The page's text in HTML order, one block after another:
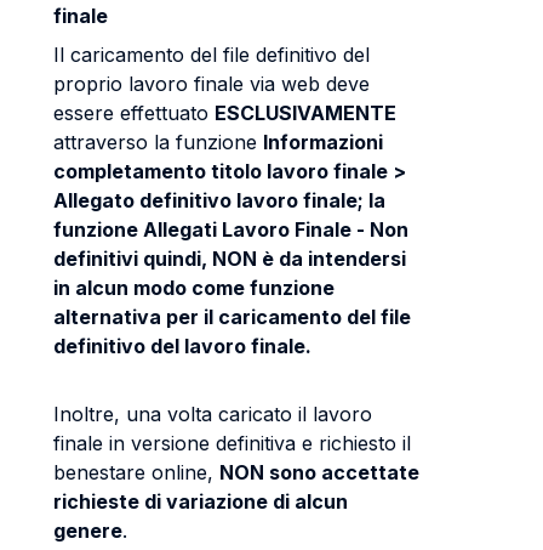
finale
Il caricamento del file definitivo del
proprio lavoro finale via web deve
essere effettuato ESCLUSIVAMENTE
attraverso la funzione Informazioni
completamento titolo lavoro finale >
Allegato definitivo lavoro finale; la
funzione Allegati Lavoro Finale - Non
definitivi quindi, NON è da intendersi
in alcun modo come funzione
alternativa per il caricamento del file
definitivo del lavoro finale.
Inoltre, una volta caricato il lavoro
finale in versione definitiva e richiesto il
benestare online, NON sono accettate
richieste di variazione di alcun
genere.